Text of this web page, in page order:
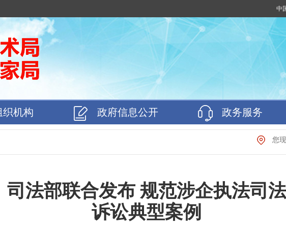
中
织机构 政府信息公开 政务服务
您
司法部联合发布 规范涉企执法司
诉讼典型案例